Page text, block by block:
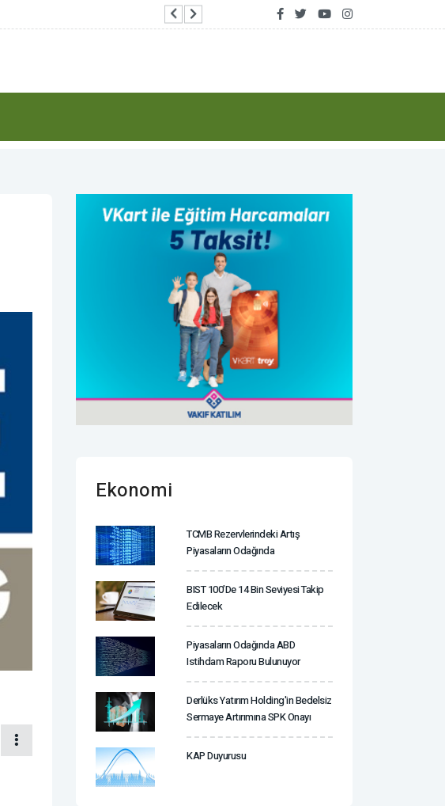
Ticaret Bakanlığı’nın E-Kolay İhracat
Ekonomi
TCMB Rezervlerindeki Artış
Piyasaların Odağında
BIST 100’de 14 Bin Seviyesi Takip
Edilecek
Piyasaların Odağında ABD
Istihdam Raporu Bulunuyor
Derlüks Yatırım Holding'in Bedelsiz
Sermaye Artırımına SPK Onayı
KAP Duyurusu